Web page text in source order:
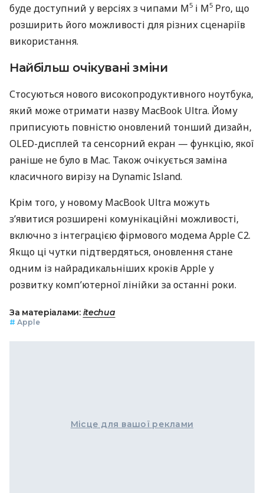
буде доступний у версіях з чипами M5 і M5 Pro, що
розширить його можливості для різних сценаріїв
використання.
Найбільш очікувані зміни
Стосуються нового високопродуктивного ноутбука,
який може отримати назву MacBook Ultra. Йому
приписують повністю оновлений тонший дизайн,
OLED-дисплей та сенсорний екран — функцію, якої
раніше не було в Mac. Також очікується заміна
класичного вирізу на Dynamic Island.
Крім того, у новому MacBook Ultra можуть
з’явитися розширені комунікаційні можливості,
включно з інтеграцією фірмового модема Apple C2.
Якщо ці чутки підтвердяться, оновлення стане
одним із найрадикальніших кроків Apple у
розвитку комп’ютерної лінійки за останні роки.
За матеріалами: itechua
# Apple
Місце для вашої реклами